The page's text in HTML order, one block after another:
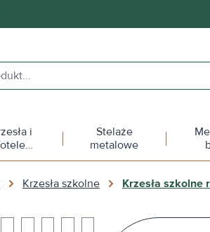
i
Stelaże
metalowe
Krzesła szkolne Krzesła szkolne